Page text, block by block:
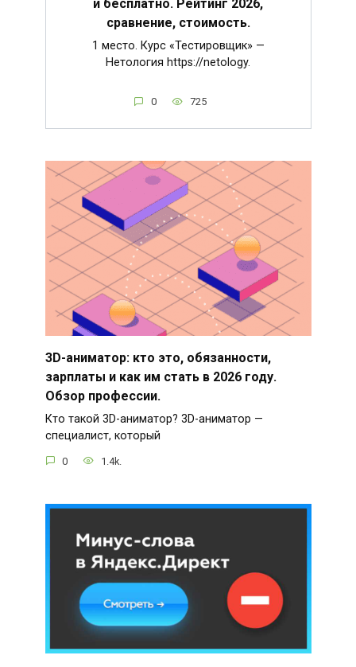
и бесплатно. Рейтинг 2026,
сравнение, стоимость.
1 место. Курс «Тестировщик» —
Нетология https://netology.
0 725
3D-аниматор: кто это, обязанности,
зарплаты и как им стать в 2026 году.
Обзор профессии.
Кто такой 3D-аниматор? 3D-аниматор —
специалист, который
0 1.4k.